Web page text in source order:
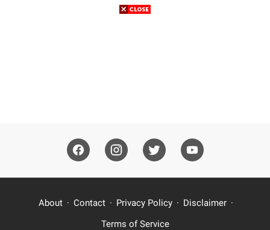
About Contact Privacy Policy
Disclaimer
Terms of Service